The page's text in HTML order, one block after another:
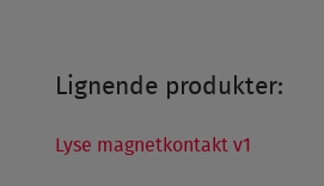
Lignende produkter:
Lyse magnetkontakt v1